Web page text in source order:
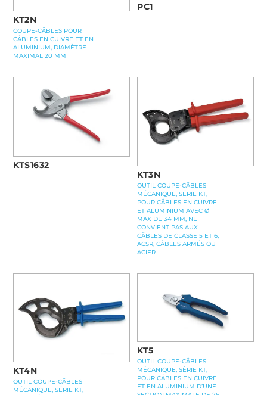
KT2N
COUPE-CÂBLES POUR
CÂBLES EN CUIVRE ET EN
ALUMINIUM, DIAMÈTRE
MAXIMAL 20 MM
PC1
KTS1632
KT3N
OUTIL COUPE-CÂBLES
MÉCANIQUE, SÉRIE KT,
POUR CÂBLES EN CUIVRE
ET ALUMINIUM AVEC Ø
MAX DE 34 MM, NE
CONVIENT PAS AUX
CÂBLES DE CLASSE 5 ET 6,
ACSR, CÂBLES ARMÉS OU
ACIER
KT4N
OUTIL COUPE-CÂBLES
MÉCANIQUE, SÉRIE KT,
KT5
OUTIL COUPE-CÂBLES
MÉCANIQUE, SÉRIE KT,
POUR CÂBLES EN CUIVRE
ET EN ALUMINIUM D’UNE